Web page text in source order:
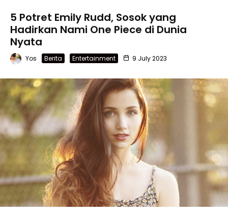
5 Potret Emily Rudd, Sosok yang
Hadirkan Nami One Piece di Dunia
Nyata
Yos Berita Entertainment 9 July 2023